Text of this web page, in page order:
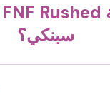
سبنكي؟